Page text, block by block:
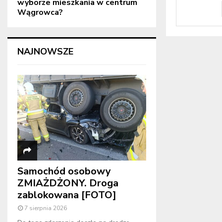
wyborze mieszkania w centrum
Wągrowca?
NAJNOWSZE
Samochód osobowy
ZMIAŻDŻONY. Droga
zablokowana [FOTO]
7 sierpnia 2026